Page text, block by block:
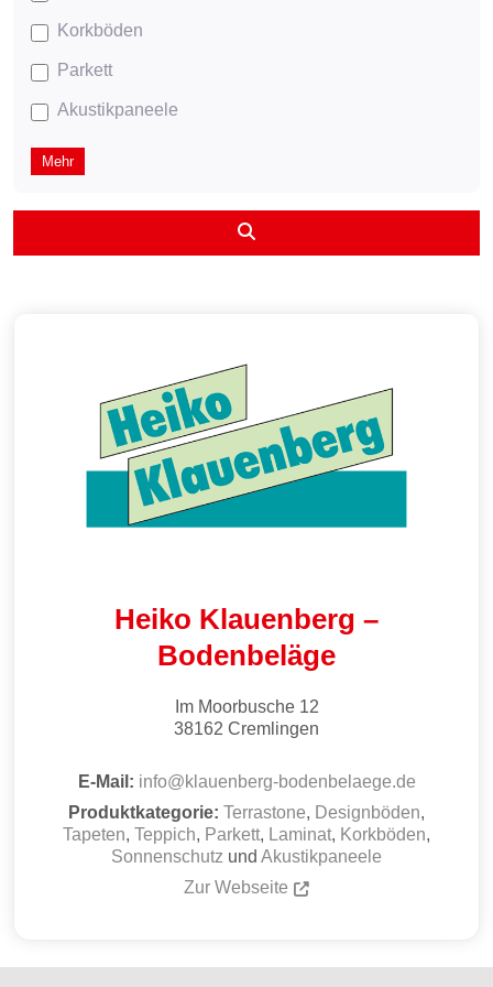
Korkböden
Parkett
Akustikpaneele
Mehr
Heiko Klauenberg –
Bodenbeläge
Im Moorbusche 12
38162 Cremlingen
E-Mail: info@klauenberg-bodenbelaege.de
Produktkategorie: Terrastone, Designböden,
Tapeten, Teppich, Parkett, Laminat, Korkböden,
Sonnenschutz und Akustikpaneele
Zur Webseite